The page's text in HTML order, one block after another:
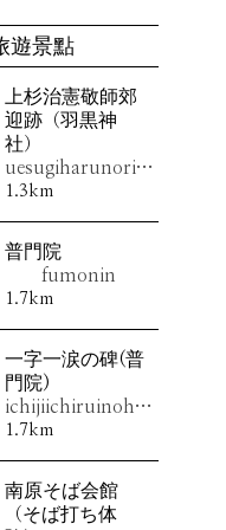
遊景點
上杉治憲敬師郊
迎跡（羽黒神
社）
uesugiharunorikeishikougeiato
1.3km
普門院
fumonin
1.7km
一字一涙の碑(普
門院)
ichijiichiruinohi(fumonin)
1.7km
南原そば会館
（そば打ち体